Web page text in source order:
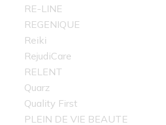
RE-LINE
REGENIQUE
Reiki
RejudiCare
RELENT
Quarz
Quality First
PLEIN DE VIE BEAUTE